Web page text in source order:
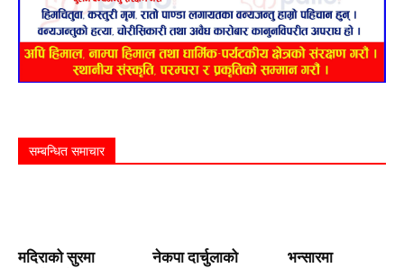
सम्बन्धित समाचार
मदिराको सुरमा
नेकपा दार्चुलाको
भन्सारमा